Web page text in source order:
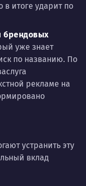
итоге ударит по
брендовых
уже знает
по названию. По
рекламе на
устранить эту
вклад